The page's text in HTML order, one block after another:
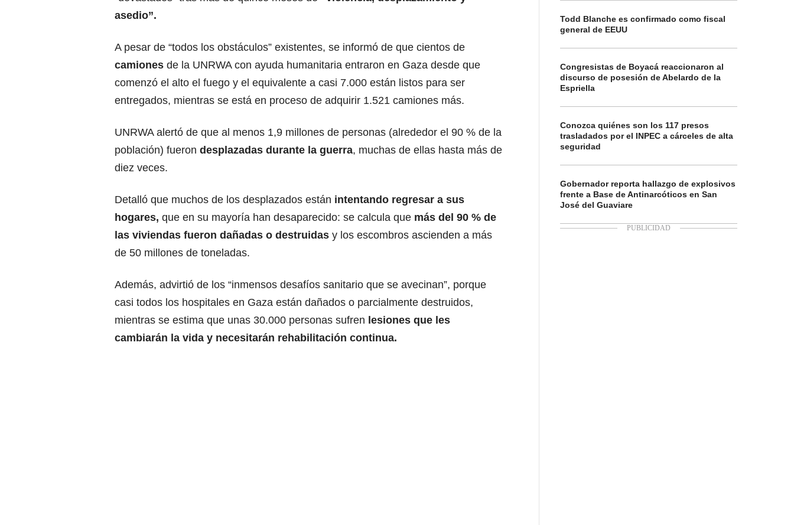
asedio”.
A pesar de “todos los obstáculos” existentes, se informó de que cientos de
camiones de la UNRWA con ayuda humanitaria entraron en Gaza desde que
comenzó el alto el fuego y el equivalente a casi 7.000 están listos para ser
entregados, mientras se está en proceso de adquirir 1.521 camiones más.
UNRWA alertó de que al menos 1,9 millones de personas (alrededor el 90 % de la
población) fueron desplazadas durante la guerra, muchas de ellas hasta más de
diez veces.
Detalló que muchos de los desplazados están intentando regresar a sus
hogares, que en su mayoría han desaparecido: se calcula que más del 90 % de
las viviendas fueron dañadas o destruidas y los escombros ascienden a más
de 50 millones de toneladas.
Además, advirtió de los “inmensos desafíos sanitario que se avecinan”, porque
casi todos los hospitales en Gaza están dañados o parcialmente destruidos,
mientras se estima que unas 30.000 personas sufren lesiones que les
cambiarán la vida y necesitarán rehabilitación continua.
Todd Blanche es confirmado como fiscal
general de EEUU
Congresistas de Boyacá reaccionaron al
discurso de posesión de Abelardo de la
Espriella
Conozca quiénes son los 117 presos
trasladados por el INPEC a cárceles de alta
seguridad
Gobernador reporta hallazgo de explosivos
frente a Base de Antinarcóticos en San
José del Guaviare